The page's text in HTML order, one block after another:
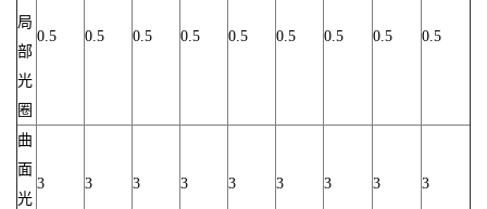
局
部
光
圈
0.5 0.5 0.5 0.5 0.5 0.5 0.5 0.5 0.5
曲
面
光
3 3 3 3 3 3 3 3 3